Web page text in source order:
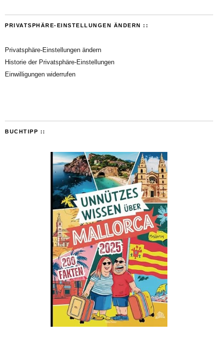
PRIVATSPHÄRE-EINSTELLUNGEN ÄNDERN ::
Privatsphäre-Einstellungen ändern
Historie der Privatsphäre-Einstellungen
Einwilligungen widerrufen
BUCHTIPP ::